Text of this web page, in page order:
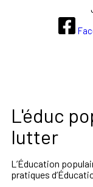
L'éduc
lutter
L’Éducation
pratiques